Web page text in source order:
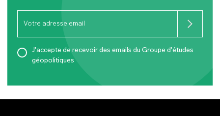
J'accepte de recevoir des emails du Groupe d'études
géopolitiques